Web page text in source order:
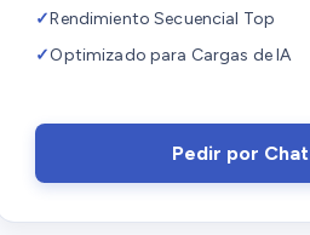
✓Rendimiento Secuencial Top
✓Optimizado para Cargas de IA
Pedir por Chat